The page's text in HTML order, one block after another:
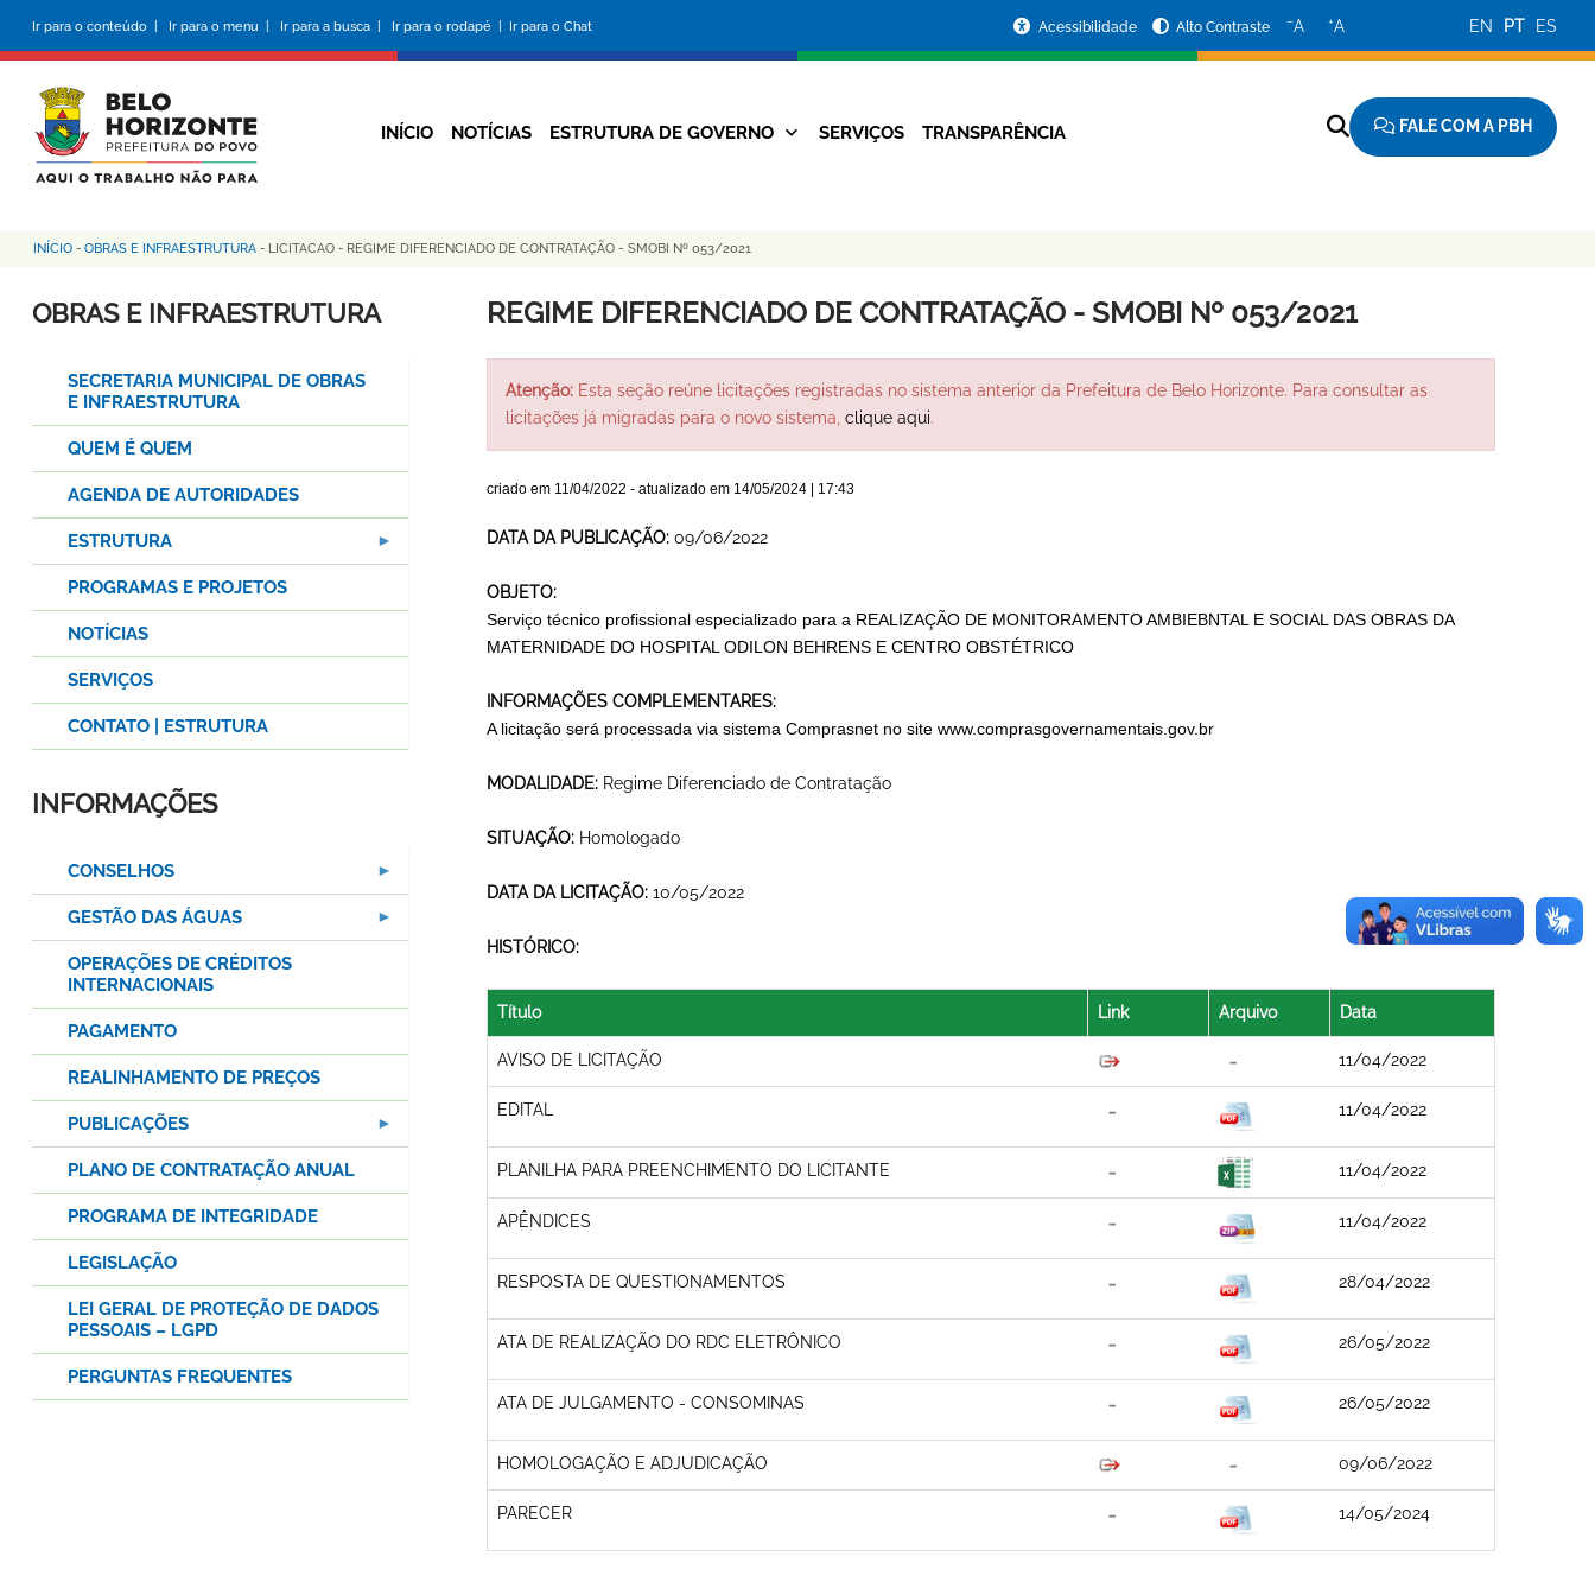
conteúdo
principal
Ir para o conteúdo | Ir para o menu | Ir para a busca | Ir para o rodapé | Ir para o Chat
da
Prefeitura
Acessibilidade Alto Contraste −A +A EN PT ES
Navegação
INÍCIO NOTÍCIAS ESTRUTURA DE GOVERNO SERVIÇOS TRANSPARÊNCIA FALE COM A PBH
Trilha
de
INÍCIO - OBRAS E INFRAESTRUTURA - LICITACAO - REGIME DIFERENCIADO DE CONTRATAÇÃO - SMOBI Nº 053/2021
REGIME DIFERENCIADO DE CONTRATAÇÃO - SMOBI Nº 053/2021
Atenção:Esta seção reúne licitações registradas no sistema anterior da Prefeitura de Belo Horizonte. Para consultar as
licitações já migradas para o novo sistema, clique aqui.
criado em 11/04/2022 - atualizado em 14/05/2024 | 17:43
DATA DA PUBLICAÇÃO: 09/06/2022
OBJETO:
Serviço técnico profissional especializado para a REALIZAÇÃO DE MONITORAMENTO AMBIEBNTAL E SOCIAL DAS OBRAS DA
MATERNIDADE DO HOSPITAL ODILON BEHRENS E CENTRO OBSTÉTRICO
INFORMAÇÕES COMPLEMENTARES:
A licitação será processada via sistema Comprasnet no site www.comprasgovernamentais.gov.br
MODALIDADE: Regime Diferenciado de Contratação
SITUAÇÃO: Homologado
DATA DA LICITAÇÃO: 10/05/2022
HISTÓRICO:
Título Link Arquivo Data
AVISO DE LICITAÇÃO 11/04/2022
EDITAL 11/04/2022
PLANILHA PARA PREENCHIMENTO DO LICITANTE 11/04/2022
APÊNDICES 11/04/2022
RESPOSTA DE QUESTIONAMENTOS 28/04/2022
ATA DE REALIZAÇÃO DO RDC ELETRÔNICO 26/05/2022
ATA DE JULGAMENTO - CONSOMINAS 26/05/2022
HOMOLOGAÇÃO E ADJUDICAÇÃO 09/06/2022
PARECER 14/05/2024
OBRAS E INFRAESTRUTURA
SECRETARIA MUNICIPAL DE OBRAS
E INFRAESTRUTURA
QUEM É QUEM
AGENDA DE AUTORIDADES
ESTRUTURA
PROGRAMAS E PROJETOS
NOTÍCIAS
SERVIÇOS
CONTATO | ESTRUTURA
INFORMAÇÕES
CONSELHOS
GESTÃO DAS ÁGUAS
OPERAÇÕES DE CRÉDITOS
INTERNACIONAIS
PAGAMENTO
REALINHAMENTO DE PREÇOS
PUBLICAÇÕES
PLANO DE CONTRATAÇÃO ANUAL
PROGRAMA DE INTEGRIDADE
LEGISLAÇÃO
LEI GERAL DE PROTEÇÃO DE DADOS
PESSOAIS – LGPD
PERGUNTAS FREQUENTES